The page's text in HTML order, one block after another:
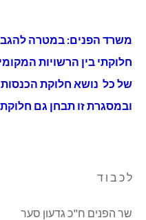
משרד הפנים: במטרה
חלוקתי בין הרשויות
של כל נושא חלוקת הכנסות
ובמסגרת זו תבחן גם
ל כ ב ו ד
שר הפנים ח"כ גדעון סער